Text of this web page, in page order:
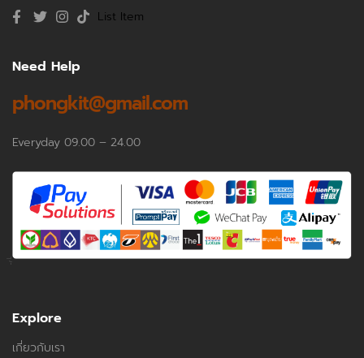
List Item
Need Help
phongkit@gmail.com
Everyday 09.00 – 24.00
Explore
เกี่ยวกับเรา